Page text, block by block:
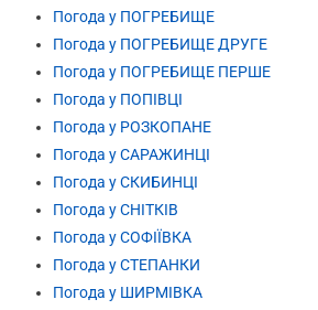
Погода у ПОГРЕБИЩЕ
Погода у ПОГРЕБИЩЕ ДРУГЕ
Погода у ПОГРЕБИЩЕ ПЕРШЕ
Погода у ПОПІВЦІ
Погода у РОЗКОПАНЕ
Погода у САРАЖИНЦІ
Погода у СКИБИНЦІ
Погода у СНІТКІВ
Погода у СОФІЇВКА
Погода у СТЕПАНКИ
Погода у ШИРМІВКА